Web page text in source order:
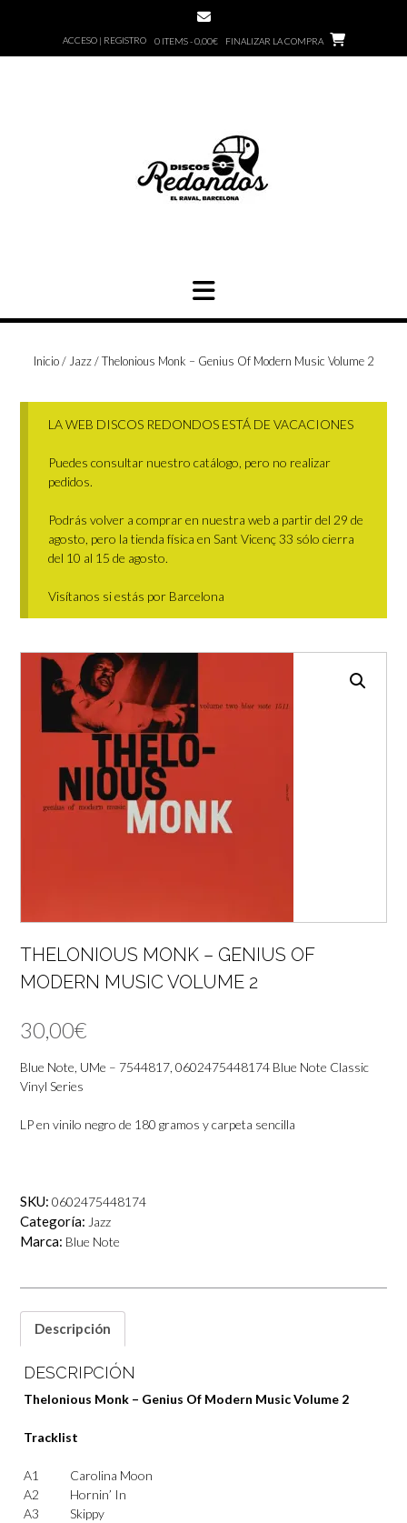
ACCESO | REGISTRO 0 ITEMS - 0,00€ FINALIZAR LA COMPRA
Inicio/ Jazz/ Thelonious Monk – Genius Of Modern Music Volume 2
LA WEB DISCOS REDONDOS ESTÁ DE VACACIONES
Puedes consultar nuestro catálogo, pero no realizar
pedidos.
Podrás volver a comprar en nuestra web a partir del 29 de
agosto, pero la tienda física en Sant Vicenç 33 sólo cierra
del 10 al 15 de agosto.
Visítanos si estás por Barcelona
THELONIOUS MONK – GENIUS OF
MODERN MUSIC VOLUME 2
30,00€
Blue Note, UMe – 7544817, 0602475448174 Blue Note Classic
Vinyl Series
LP en vinilo negro de 180 gramos y carpeta sencilla
SKU: 0602475448174
Categoría: Jazz
Marca: Blue Note
Descripción
DESCRIPCIÓN
Thelonious Monk – Genius Of Modern Music Volume 2
Tracklist
A1
Carolina Moon
A2
Hornin’ In
A3
Skippy